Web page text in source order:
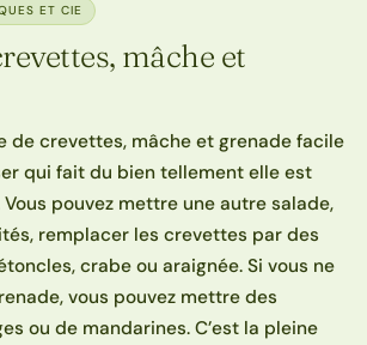
ET CIE
mâche et
de crevettes, mâche et grenade facile
qui fait du bien tellement elle est
pouvez mettre une autre salade,
remplacer les crevettes par des
crabe ou araignée. Si vous ne
vous pouvez mettre des
ou de mandarines. C’est la pleine